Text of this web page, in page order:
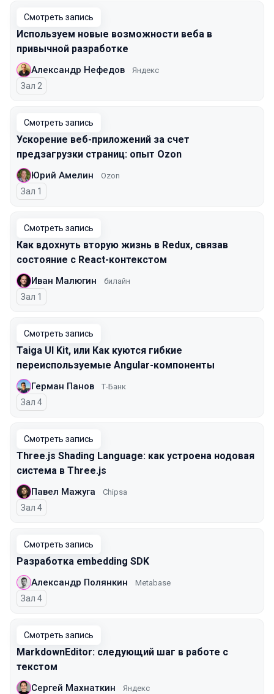
Смотреть запись
Используем новые возможности веба в
привычной разработке
Александр Нефедов Яндекс
Зал 2
Смотреть запись
Ускорение веб-приложений за счет
предзагрузки страниц: опыт Ozon
Юрий Амелин Ozon
Зал 1
Смотреть запись
Как вдохнуть вторую жизнь в Redux, связав
состояние с React-контекстом
Иван Малюгин билайн
Зал 1
Смотреть запись
Taiga UI Kit, или Как куются гибкие
переиспользуемые Angular-компоненты
Герман Панов Т-Банк
Зал 4
Смотреть запись
Three.js Shading Language: как устроена нодовая
система в Three.js
Павел Мажуга Chipsa
Зал 4
Смотреть запись
Разработка embedding SDK
Александр Полянкин Metabase
Зал 4
Смотреть запись
MarkdownEditor: следующий шаг в работе с
текстом
Сергей Махнаткин Яндекс